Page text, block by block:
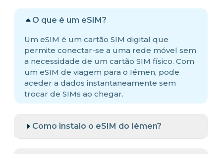
O que é um eSIM?
Um eSIM é um cartão SIM digital que
permite conectar-se a uma rede móvel sem
a necessidade de um cartão SIM físico. Com
um eSIM de viagem para o Iémen, pode
aceder a dados instantaneamente sem
trocar de SIMs ao chegar.
Como instalo o eSIM do Iémen?